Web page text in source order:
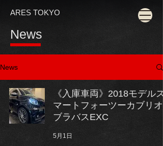
ARES TOKYO
News
News
《入庫車両》2018モデルス
マートフォーツーカブリオ
ブラバスEXC
5月1日